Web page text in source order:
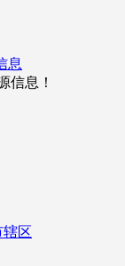
息
信息！
辖区